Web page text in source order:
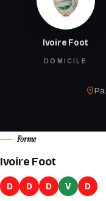
Ivoire Foot
DOMICILE
Forme
Ivoire Foot
D D D V D